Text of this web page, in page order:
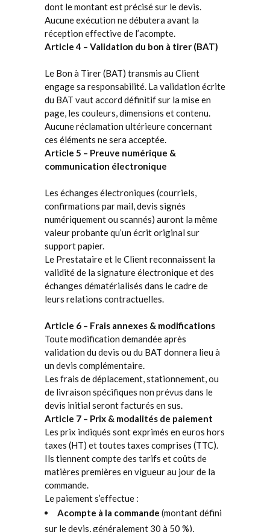
dont le montant est précisé sur le devis.
Aucune exécution ne débutera avant la
réception effective de l’acompte.
Article 4 – Validation du bon à tirer (BAT)
Le Bon à Tirer (BAT) transmis au Client
engage sa responsabilité. La validation écrite
du BAT vaut accord définitif sur la mise en
page, les couleurs, dimensions et contenu.
Aucune réclamation ultérieure concernant
ces éléments ne sera acceptée.
Article 5 – Preuve numérique &
communication électronique
Les échanges électroniques (courriels,
confirmations par mail, devis signés
numériquement ou scannés) auront la même
valeur probante qu’un écrit original sur
support papier.
Le Prestataire et le Client reconnaissent la
validité de la signature électronique et des
échanges dématérialisés dans le cadre de
leurs relations contractuelles.
Article 6 – Frais annexes & modifications
Toute modification demandée après
validation du devis ou du BAT donnera lieu à
un devis complémentaire.
Les frais de déplacement, stationnement, ou
de livraison spécifiques non prévus dans le
devis initial seront facturés en sus.
Article 7 – Prix & modalités de paiement
Les prix indiqués sont exprimés en euros hors
taxes (HT) et toutes taxes comprises (TTC).
Ils tiennent compte des tarifs et coûts de
matières premières en vigueur au jour de la
commande.
Le paiement s’effectue :
Acompte à la commande (montant défini
sur le devis, généralement 30 à 50 %),